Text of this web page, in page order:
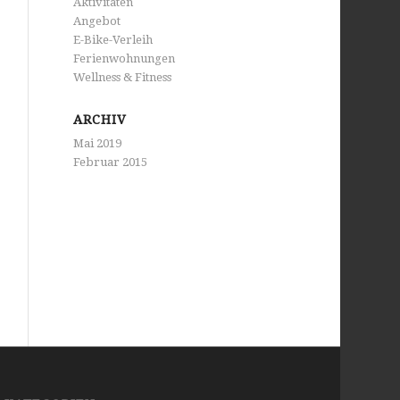
Angebot
E-Bike-Verleih
Ferienwohnungen
Wellness & Fitness
ARCHIV
Mai 2019
Februar 2015